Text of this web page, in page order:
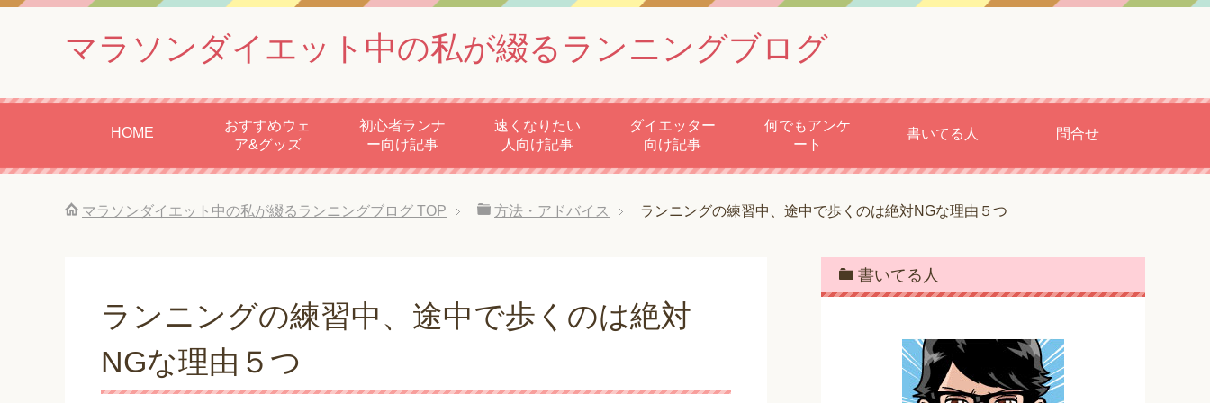
マラソンダイエット中の私が綴るランニングブログ
HOME
おすすめウェ
ア&グッズ
初心者ランナ
ー向け記事
速くなりたい
人向け記事
ダイエッター
向け記事
何でもアンケ
ート
書いてる人 問合せ
マラソンダイエット中の私が綴るランニングブログ TOP 方法・アドバイス ランニングの練習中、途中で歩くのは絶対NGな理由５つ
ランニングの練習中、途中で歩くのは絶対
NGな理由５つ
書いてる人